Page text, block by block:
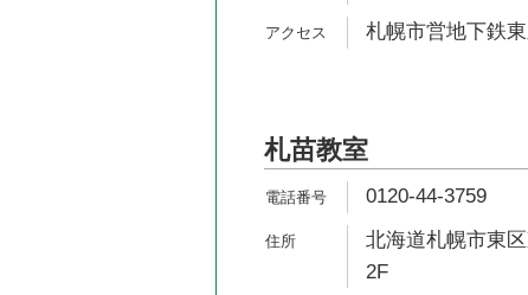
札幌市営地下鉄
札苗教室
0120-44-3759
北海道札幌市東
2F